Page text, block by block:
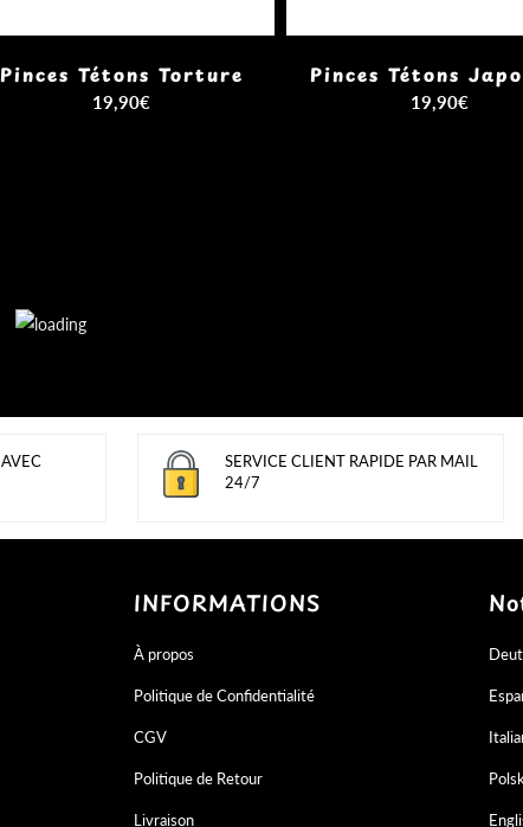
Pinces Tétons Torture
19,90€
Pinces Tétons
19,90€
SERVICE CLIENT RAPIDE PAR MAIL
24/7
INFORMATIONS
À propos
Politique de Confidentialité
CGV
Politique de Retour
Livraison